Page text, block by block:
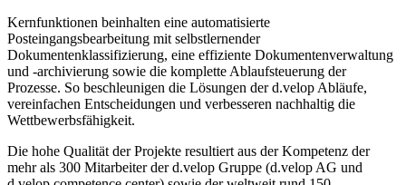
Kernfunktionen beinhalten eine automatisierte
Posteingangsbearbeitung mit selbstlernender
Dokumentenklassifizierung, eine effiziente Dokumentenverwaltung
und -archivierung sowie die komplette Ablaufsteuerung der
Prozesse. So beschleunigen die Lösungen der d.velop Abläufe,
vereinfachen Entscheidungen und verbesseren nachhaltig die
Wettbewerbsfähigkeit.
Die hohe Qualität der Projekte resultiert aus der Kompetenz der
mehr als 300 Mitarbeiter der d.velop Gruppe (d.velop AG und